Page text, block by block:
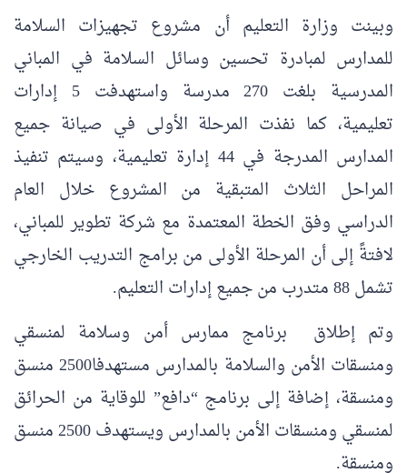
وبينت وزارة التعليم أن مشروع تجهيزات السلامة
للمدارس لمبادرة تحسين وسائل السلامة في المباني
المدرسية بلغت 270 مدرسة واستهدفت 5 إدارات
تعليمية، كما نفذت المرحلة الأولى في صيانة جميع
المدارس المدرجة في 44 إدارة تعليمية، وسيتم تنفيذ
المراحل الثلاث المتبقية من المشروع خلال العام
الدراسي وفق الخطة المعتمدة مع شركة تطوير للمباني،
لافتةً إلى أن المرحلة الأولى من برامج التدريب الخارجي
تشمل 88 متدرب من جميع إدارات التعليم.
وتم إطلاق برنامج ممارس أمن وسلامة لمنسقي
ومنسقات الأمن والسلامة بالمدارس مستهدفا2500 منسق
ومنسقة، إضافة إلى برنامج “دافع” للوقاية من الحرائق
لمنسقي ومنسقات الأمن بالمدارس ويستهدف 2500 منسق
ومنسقة.